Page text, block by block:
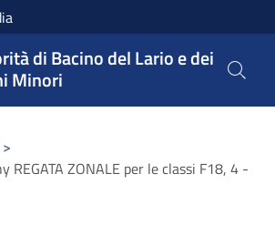
di Bacino del Lario e dei
Minori
>
REGATA ZONALE per le classi F18, 4 -